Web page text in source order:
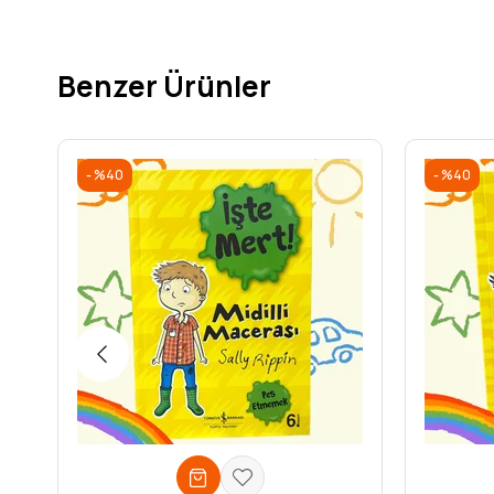
Benzer Ürünler
%40 %40